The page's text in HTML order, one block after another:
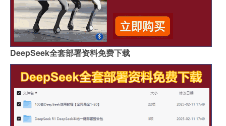
DeepSeek全套部署资料免费下载